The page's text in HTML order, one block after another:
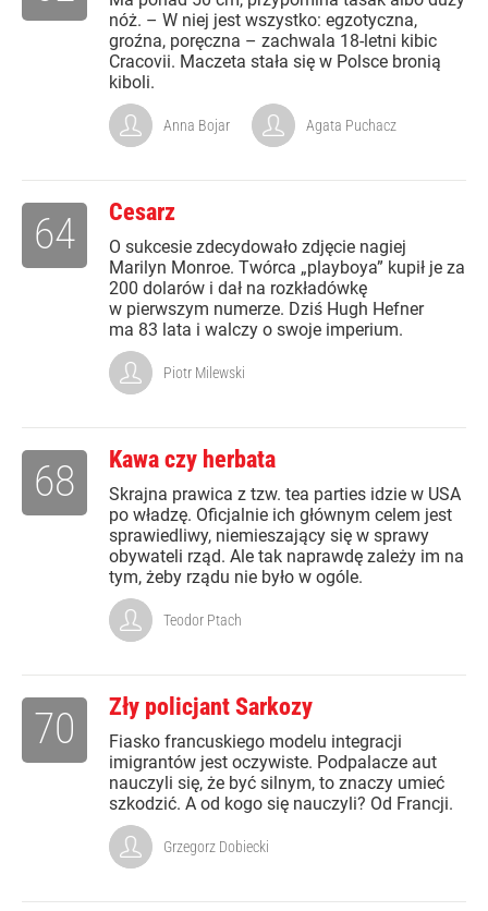
nóż. – W niej jest wszystko: egzotyczna,
groźna, poręczna – zachwala 18-letni kibic
Cracovii. Maczeta stała się w Polsce bronią
kiboli.
Anna Bojar Agata Puchacz
Cesarz
O sukcesie zdecydowało zdjęcie nagiej
Marilyn Monroe. Twórca „playboya” kupił je za
200 dolarów i dał na rozkładówkę
w pierwszym numerze. Dziś Hugh Hefner
ma 83 lata i walczy o swoje imperium.
64
Piotr Milewski
Kawa czy herbata
Skrajna prawica z tzw. tea parties idzie w USA
po władzę. Oficjalnie ich głównym celem jest
sprawiedliwy, niemieszający się w sprawy
obywateli rząd. Ale tak naprawdę zależy im na
tym, żeby rządu nie było w ogóle.
68
Teodor Ptach
Zły policjant Sarkozy
Fiasko francuskiego modelu integracji
imigrantów jest oczywiste. Podpalacze aut
nauczyli się, że być silnym, to znaczy umieć
szkodzić. A od kogo się nauczyli? Od Francji.
70
Grzegorz Dobiecki